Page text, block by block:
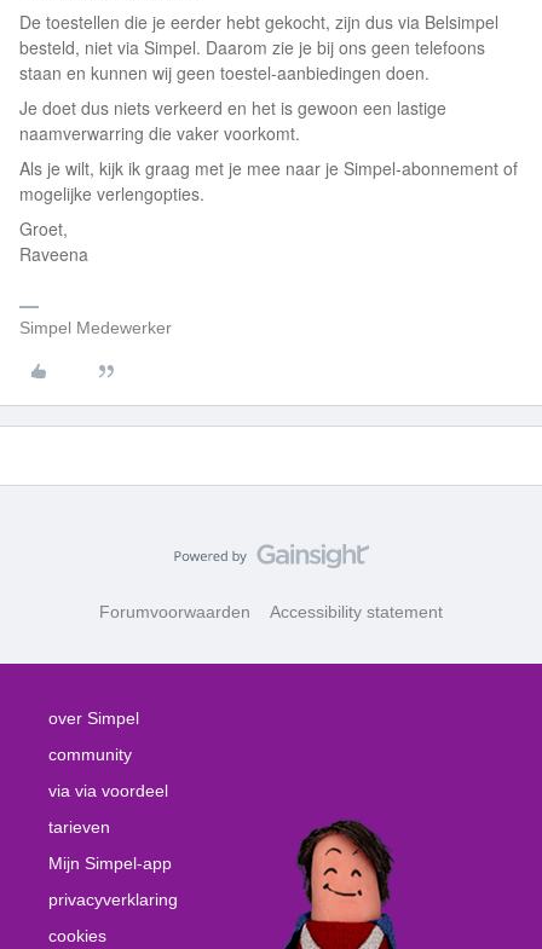
De toestellen die je eerder hebt gekocht, zijn dus via Belsimpel
besteld, niet via Simpel. Daarom zie je bij ons geen telefoons
staan en kunnen wij geen toestel‑aanbiedingen doen.
Je doet dus niets verkeerd en het is gewoon een lastige
naamverwarring die vaker voorkomt.
Als je wilt, kijk ik graag met je mee naar je Simpel‑abonnement of
mogelijke verlengopties.
Groet,
Raveena
Simpel Medewerker
Forumvoorwaarden Accessibility statement
over Simpel
community
via via voordeel
tarieven
Mijn Simpel-app
privacyverklaring
cookies